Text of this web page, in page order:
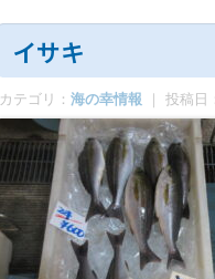
イサキ
カテゴリ： 海の幸情報 ｜ 投稿日